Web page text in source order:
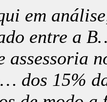
em
entre a
assessoria
dos 15%